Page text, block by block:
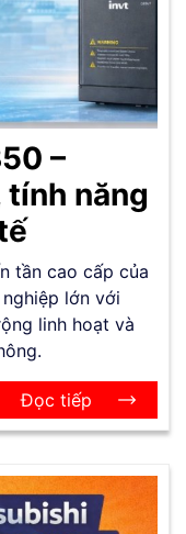
–
năng
tần cao cấp của
lớn với
linh hoạt và
Đọc tiếp